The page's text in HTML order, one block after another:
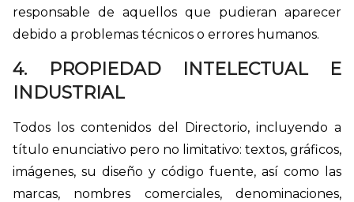
responsable de aquellos que pudieran aparecer
debido a problemas técnicos o errores humanos.
4. PROPIEDAD INTELECTUAL E
INDUSTRIAL
Todos los contenidos del Directorio, incluyendo a
título enunciativo pero no limitativo: textos, gráficos,
imágenes, su diseño y código fuente, así como las
marcas, nombres comerciales, denominaciones,